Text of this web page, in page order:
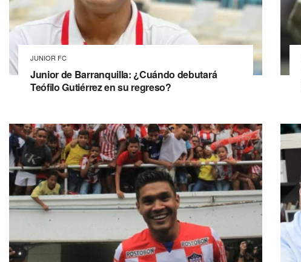
JUNIOR FC
Junior de Barranquilla: ¿Cuándo debutará
Teófilo Gutiérrez en su regreso?